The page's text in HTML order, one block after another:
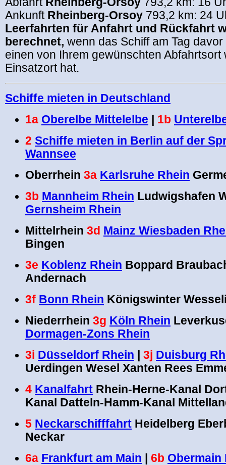
Ankunft Rheinberg-Orsoy 793,2 km: 24
Leerfahrten für Anfahrt und Rückfahrt
berechnet, wenn das Schiff am Tag
einen von Ihrem gewünschten Abfahrtsort
Einsatzort hat.
Schiffe mieten in Deutschland
1a Oberelbe Mittelelbe 1b
2 Schiffe mieten in Berlin auf der
Wannsee
Oberrhein 3a Karlsruhe Rhein
3b Mannheim Rhein Ludwigshafen
Gernsheim Rhein
Mittelrhein 3d Mainz Wiesbaden
Bingen
3e Koblenz Rhein Boppard
Andernach
3f Bonn Rhein Königswinter
Niederrhein 3g Köln Rhein
Dormagen-Zons Rhein
3i Düsseldorf Rhein 3j Duisburg
Uerdingen Wesel Xanten Rees
4 Kanalfahrt Rhein-Herne-Kanal
Kanal Datteln-Hamm-Kanal
5 Neckarschifffahrt Heidelberg
Neckar
6a Frankfurt am Main 6b Obermain